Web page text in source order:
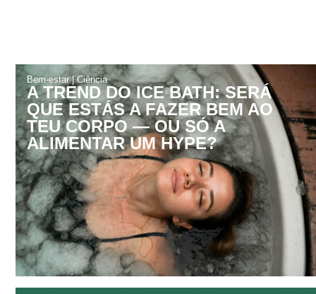
Bem-estar|Ciência
A TREND DO ICE BATH: SERÁ
QUE ESTÁS A FAZER BEM AO
TEU CORPO — OU SÓ A
ALIMENTAR UM HYPE?